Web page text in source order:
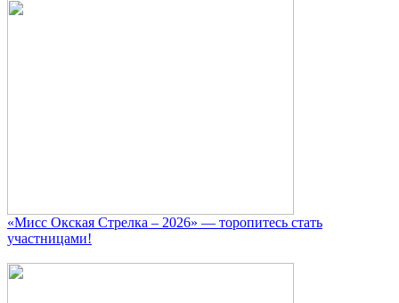
«Мисс Окская Стрелка – 2026» — торопитесь стать
участницами!